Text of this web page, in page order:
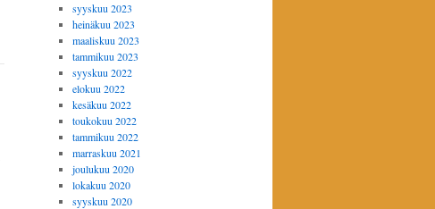
syyskuu 2023
heinäkuu 2023
maaliskuu 2023
tammikuu 2023
syyskuu 2022
elokuu 2022
kesäkuu 2022
toukokuu 2022
tammikuu 2022
marraskuu 2021
joulukuu 2020
lokakuu 2020
syyskuu 2020